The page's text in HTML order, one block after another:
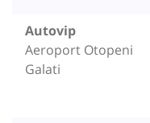
Autovip
Aeroport Otopeni
Galati